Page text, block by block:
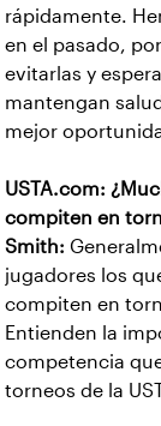
rápidamente.
en el pasado,
evitarlas y
mantengan
mejor
USTA.com:
compiten en
Smith:
jugadores los
compiten en
Entienden la
competencia
torneos de la